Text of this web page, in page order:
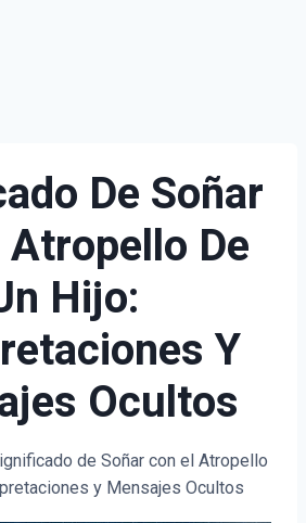
De Soñar
Atropello De
Hijo:
Y
Ocultos
de Soñar con el Atropello
y Mensajes Ocultos